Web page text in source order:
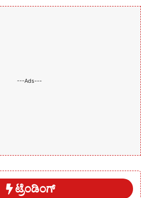
---Ads---
ಟ್ರೆಂಡಿಂಗ್